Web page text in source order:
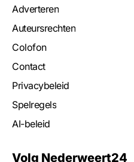
Adverteren
Auteursrechten
Colofon
Contact
Privacybeleid
Spelregels
AI-beleid
Volg Nederweert24